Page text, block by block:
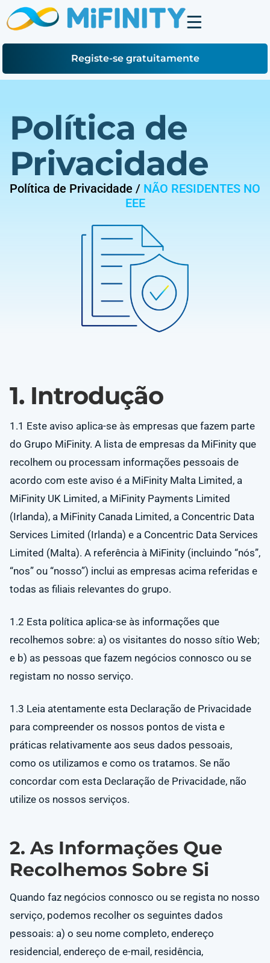
Registe-se gratuitamente
Política de
Privacidade
Política de Privacidade / NÃO RESIDENTES NO
EEE
1. Introdução
1.1 Este aviso aplica-se às empresas que fazem parte
do Grupo MiFinity. A lista de empresas da MiFinity que
recolhem ou processam informações pessoais de
acordo com este aviso é a MiFinity Malta Limited, a
MiFinity UK Limited, a MiFinity Payments Limited
(Irlanda), a MiFinity Canada Limited, a Concentric Data
Services Limited (Irlanda) e a Concentric Data Services
Limited (Malta). A referência à MiFinity (incluindo “nós”,
“nos” ou “nosso”) inclui as empresas acima referidas e
todas as filiais relevantes do grupo.
1.2 Esta política aplica-se às informações que
recolhemos sobre: a) os visitantes do nosso sítio Web;
e b) as pessoas que fazem negócios connosco ou se
registam no nosso serviço.
1.3 Leia atentamente esta Declaração de Privacidade
para compreender os nossos pontos de vista e
práticas relativamente aos seus dados pessoais,
como os utilizamos e como os tratamos. Se não
concordar com esta Declaração de Privacidade, não
utilize os nossos serviços.
2. As Informações Que
Recolhemos Sobre Si
Quando faz negócios connosco ou se regista no nosso
serviço, podemos recolher os seguintes dados
pessoais: a) o seu nome completo, endereço
residencial, endereço de e-mail, residência,